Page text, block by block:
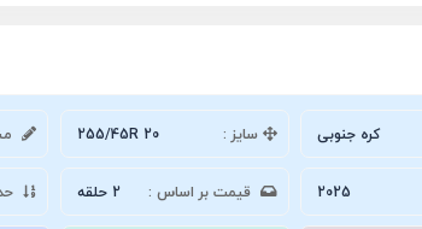
کره جنوبی سایز : 255/45R 20
2025 قیمت بر اساس : 2 حلقه